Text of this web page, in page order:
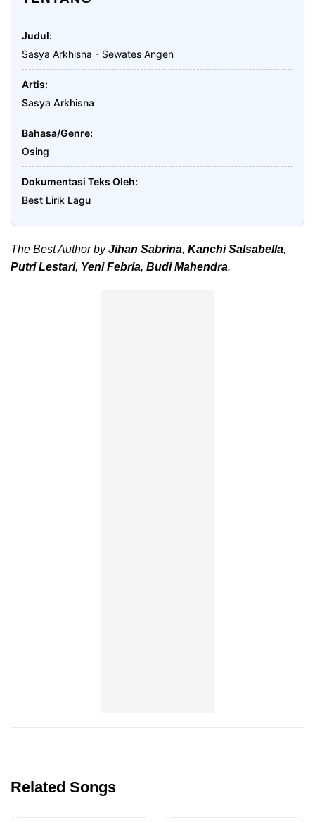
Judul
Sasya Arkhisna - Sewates Angen
Artis
Sasya Arkhisna
Bahasa/Genre
Osing
Dokumentasi Teks Oleh
Best Lirik Lagu
The Best Author byJihan Sabrina, Kanchi Salsabella,
Putri Lestari, Yeni Febria, Budi Mahendra.
Related Songs